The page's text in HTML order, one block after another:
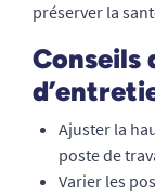
préserver la
Conseils
Ajuster la
poste de
Varier les